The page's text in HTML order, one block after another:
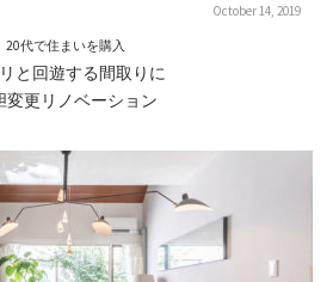
October 14, 2019
20代で住まいを購入
と回遊する間取りに
変更リノベーション